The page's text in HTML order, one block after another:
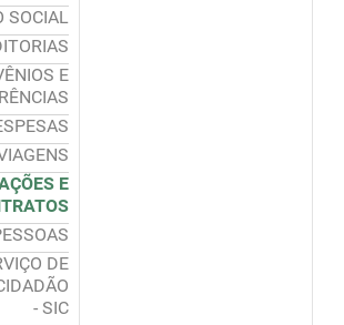
SOCIAL
E
E
DE
- SIC